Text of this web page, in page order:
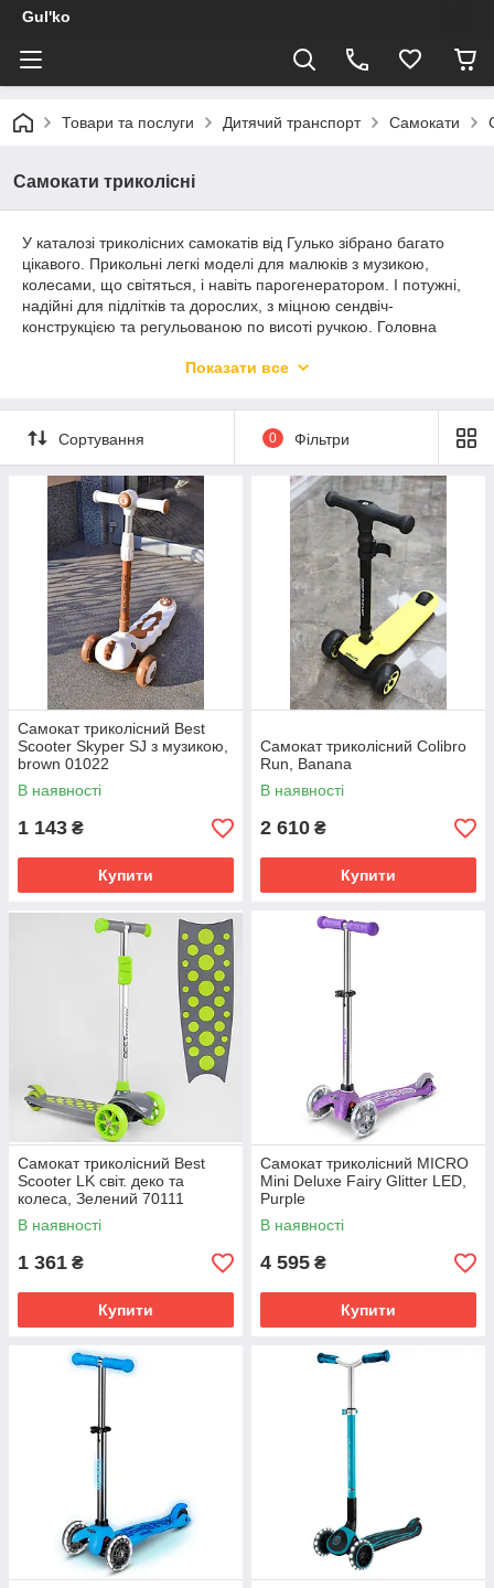
Gul'ko
Товари та послуги Дитячий транспорт Самокати
Самокати триколісні
У каталозі триколісних самокатів від Гулько зібрано багато
цікавого. Прикольні легкі моделі для малюків з музикою,
колесами, що світяться, і навіть парогенератором. І потужні,
надійні для підлітків та дорослих, з міцною сендвіч-
конструкцією та регульованою по висоті ручкою. Головна
завдяки трьом колесам, що роблять їзду комфортною та
Показати все
Сортування 0 Фільтри
Самокат триколісний Best
Scooter Skyper SJ з музикою,
brown 01022
В наявності
1 143 ₴
Купити
Самокат триколісний Colibro
Run, Banana
В наявності
2 610 ₴
Купити
Самокат триколісний Best
Scooter LK світ. деко та
колеса, Зелений 70111
В наявності
1 361 ₴
Купити
Самокат триколісний MICRO
Mini Deluxe Fairy Glitter LED,
Purple
В наявності
4 595 ₴
Купити